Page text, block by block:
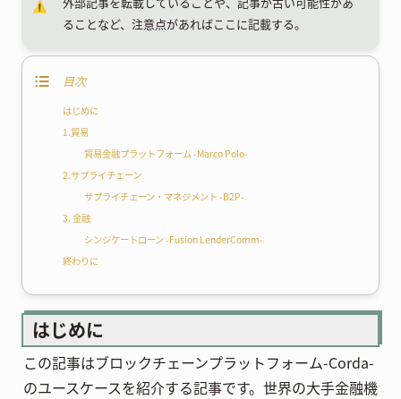
⚠️
ることなど、注意点があればここに記載する。
目次
はじめに
1.貿易
貿易金融プラットフォーム -Marco Polo-
2.サプライチェーン
サプライチェーン・マネジメント -B2P-
3. 金融
シンジケートローン -Fusion LenderComm-
終わりに
はじめに
この記事はブロックチェーンプラットフォーム-Corda-
のユースケースを紹介する記事です。世界の大手金融機